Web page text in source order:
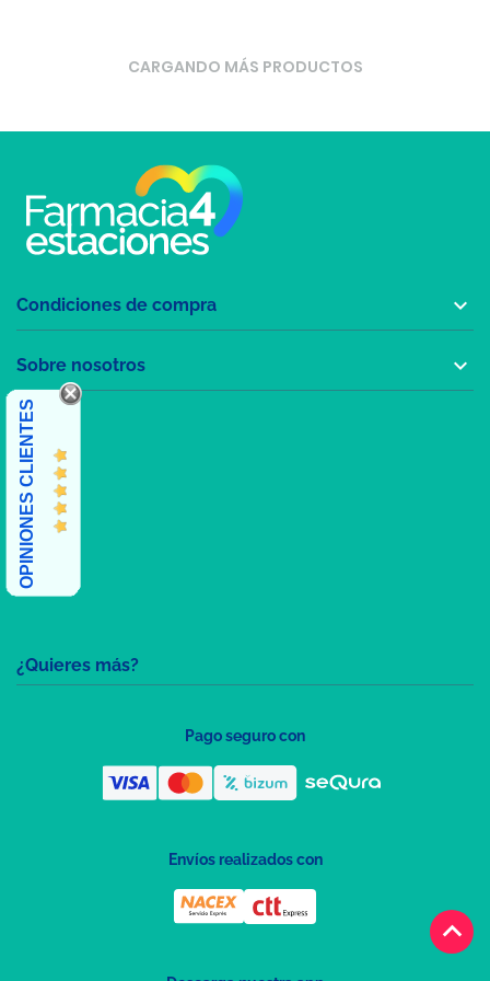
CARGANDO MÁS PRODUCTOS
keyboard_arrow_up
¿Quieres más?
Condiciones de compra 
Sobre nosotros 
OPINIONES CLIENTES
Pago seguro con
Envíos realizados con